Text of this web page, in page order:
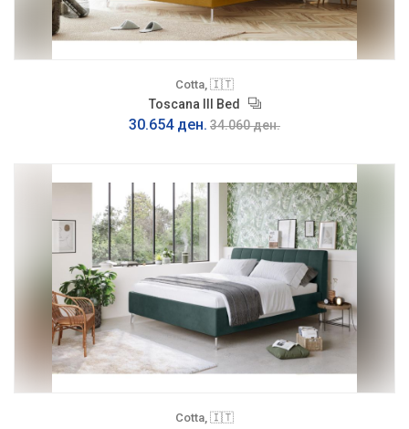
Cotta, 🇮🇹
Toscana III Bed
30.654 ден. 34.060 ден.
Cotta, 🇮🇹